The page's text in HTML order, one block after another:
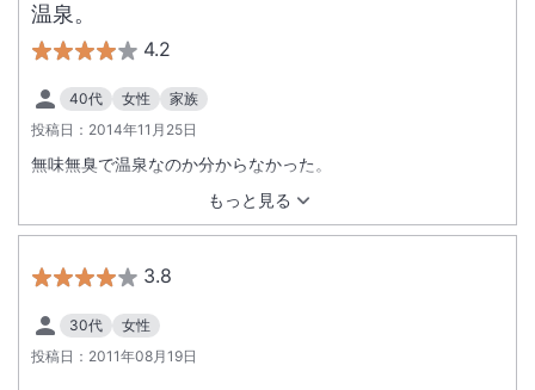
温泉。
4.2
40代 女性
家族
投稿日： 2014年11月25日
もっと見る
無味無臭で温泉なのか分からなかった。
3.8
30代
女性
投稿日： 2011年08月19日